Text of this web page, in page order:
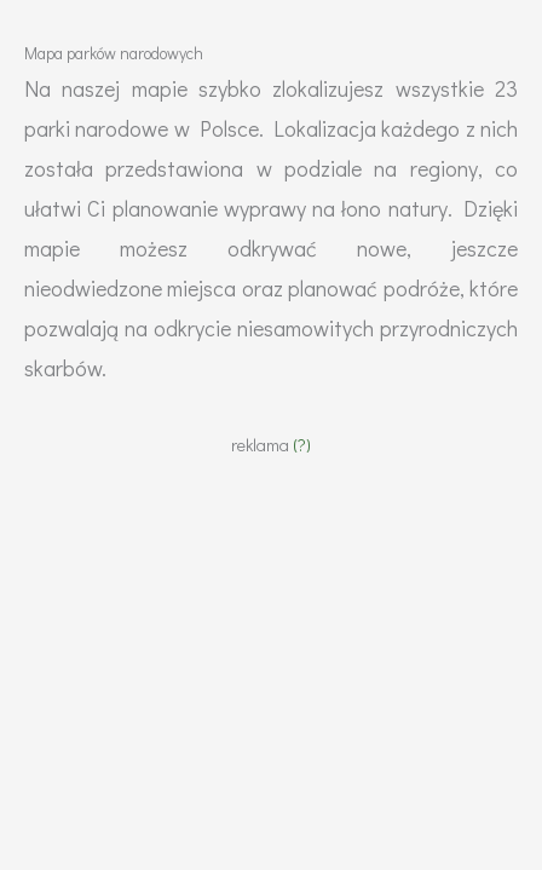
Mapa parków narodowych
Na naszej mapie szybko zlokalizujesz wszystkie 23
parki narodowe w Polsce. Lokalizacja każdego z nich
została przedstawiona w podziale na regiony, co
ułatwi Ci planowanie wyprawy na łono natury. Dzięki
mapie możesz odkrywać nowe, jeszcze
nieodwiedzone miejsca oraz planować podróże, które
pozwalają na odkrycie niesamowitych przyrodniczych
skarbów.
reklama (?)